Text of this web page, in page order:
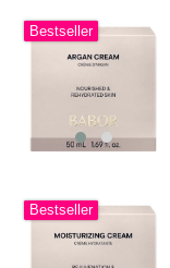
Bestseller
Bestseller